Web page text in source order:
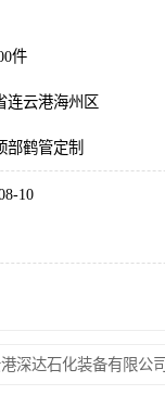
件
连云港海州区
部鹤管定制
10
深达石化装备有限公司